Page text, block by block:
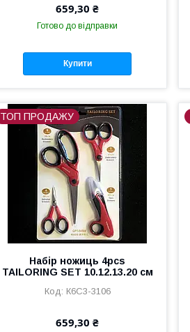
659,30 ₴
Готово до відправки
Купити
ТОП ПРОДАЖУ
Набір ножиць 4pcs
TAILORING SET 10.12.13.20 см
К6С3-3106
659,30 ₴